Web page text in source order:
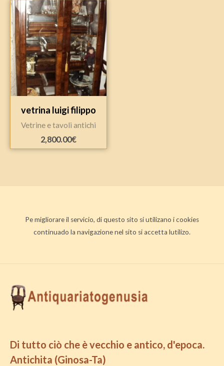
vetrina luigi filippo
Vetrine e tavoli antichi
2,800.00€
Pe migliorare il servicio, di questo sito si utilizano i cookies
continuado la navigazione nel sito si accetta lutilizo.
Di tutto ciò che è vecchio e antico, d'epoca.
Antichita (Ginosa-Ta)